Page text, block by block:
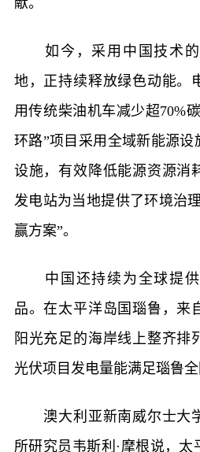
献。
如今，采用中国技术的
地，正持续释放绿色动能。
用传统柴油机车减少超70%
环路”项目采用全域新能源设
设施，有效降低能源资源消
发电站为当地提供了环境治
赢方案”。
中国还持续为全球提供
品。在太平洋岛国瑙鲁，来
阳光充足的海岸线上整齐排
光伏项目发电量能满足瑙鲁全
澳大利亚新南威尔士大
所研究员韦斯利·摩根说，太